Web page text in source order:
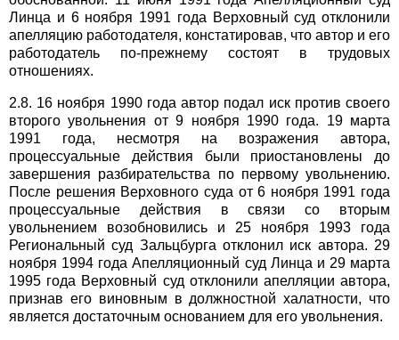
Линца и 6 ноября 1991 года Верховный суд отклонили
апелляцию работодателя, констатировав, что автор и его
работодатель по-прежнему состоят в трудовых
отношениях.
2.8. 16 ноября 1990 года автор подал иск против своего
второго увольнения от 9 ноября 1990 года. 19 марта
1991 года, несмотря на возражения автора,
процессуальные действия были приостановлены до
завершения разбирательства по первому увольнению.
После решения Верховного суда от 6 ноября 1991 года
процессуальные действия в связи со вторым
увольнением возобновились и 25 ноября 1993 года
Региональный суд Зальцбурга отклонил иск автора. 29
ноября 1994 года Апелляционный суд Линца и 29 марта
1995 года Верховный суд отклонили апелляции автора,
признав его виновным в должностной халатности, что
является достаточным основанием для его увольнения.